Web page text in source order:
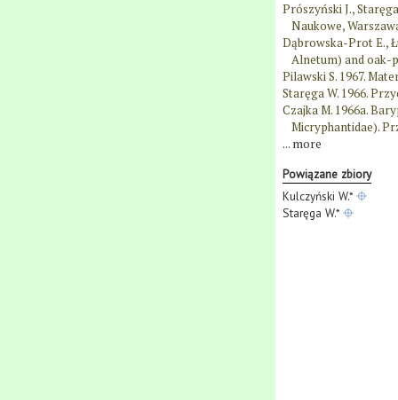
Prószyński J.,
Naukowe,
Dąbrowska-Prot E.,
Alnetum) and oak-
Pilawski S. 1967.
Staręga W. 1966.
Czajka M. 1966a.
Micryphantidae).
... more
Powiązane zbiory
Kulczyński W.*
Staręga W.*